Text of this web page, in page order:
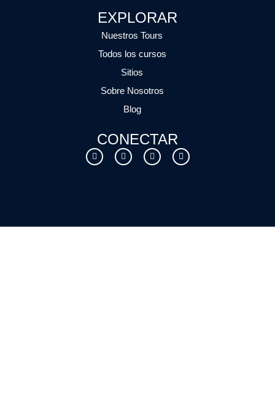
EXPLORAR
Nuestros Tours
Todos los cursos
Sitios
Sobre Nosotros
Blog
CONECTAR